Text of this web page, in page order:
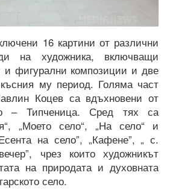
16 картини от различни
на художника, включващи
и фигурални композиции и две
му период. Голяма част
Коцев са вдъхновени от
– Типченица. Сред тях са
„Моето село“, „На село“ и
на село”, „Кафене”, „ с.
чрез които художникът
на природата и духовната
село.